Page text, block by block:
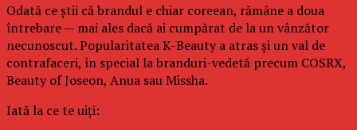
Odată ce știi că brandul e chiar coreean, rămâne a doua
întrebare — mai ales dacă ai cumpărat de la un vânzător
necunoscut. Popularitatea K-Beauty a atras și un val de
contrafaceri, în special la branduri-vedetă precum COSRX,
Beauty of Joseon, Anua sau Missha.
Iată la ce te uiți: